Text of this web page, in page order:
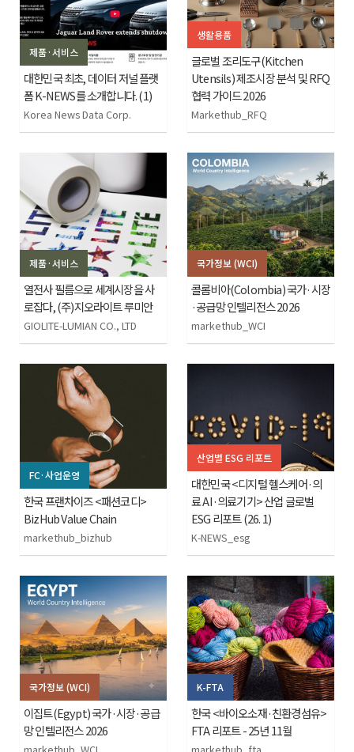
제품·서비스
대한민국 최초, 데이터 저널 플랫
폼 K-NEWS를 소개합니다. (1)
Korea News Data Corp.
생활용품
글로벌 조리도구(Kitchen
Utensils) 제조시장 분석 및 RFQ
협력 가이드 2026
Markethub_RFQ
제품·서비스
열전사 필름으로 세계시장을 사
로잡다, (주)지오라이트 루미안
GIOLITE-LUMIAN CO., LTD
국가정보 (WCI)
콜롬비아(Colombia) 국가·시장
·공급망 인텔리전스 2026
markethub_WCI
FC·사업운영
한국 프랜차이즈 <패션코디>
BizHub Value Chain
markethub_bizhub
산업별 ESG 리포트
대한민국 <디지털 헬스케어·의
료 AI·의료기기> 산업 글로벌
ESG 리포트 (26. 1)
K-NEWS_esg
국가정보 (WCI)
이집트(Egypt) 국가·시장·공급
망 인텔리전스 2026
K-FTA
한국 <바이오소재·친환경섬유>
FTA 리포트 - 25년 11월